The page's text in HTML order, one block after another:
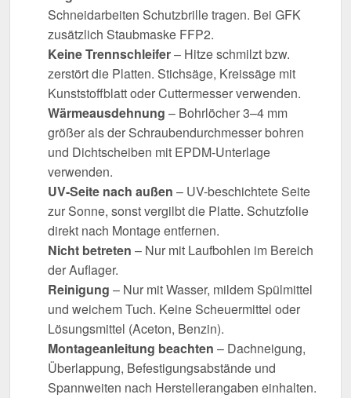
Schneidarbeiten Schutzbrille tragen. Bei GFK
zusätzlich Staubmaske FFP2.
Keine Trennschleifer– Hitze schmilzt bzw.
zerstört die Platten. Stichsäge, Kreissäge mit
Kunststoffblatt oder Cuttermesser verwenden.
Wärmeausdehnung – Bohrlöcher 3–4 mm
größer als der Schraubendurchmesser bohren
und Dichtscheiben mit EPDM-Unterlage
verwenden.
UV-Seite nach außen – UV-beschichtete Seite
zur Sonne, sonst vergilbt die Platte. Schutzfolie
direkt nach Montage entfernen.
Nicht betreten – Nur mit Laufbohlen im Bereich
der Auflager.
Reinigung – Nur mit Wasser, mildem Spülmittel
und weichem Tuch. Keine Scheuermittel oder
Lösungsmittel (Aceton, Benzin).
Montageanleitung beachten – Dachneigung,
Überlappung, Befestigungsabstände und
Spannweiten nach Herstellerangaben einhalten.